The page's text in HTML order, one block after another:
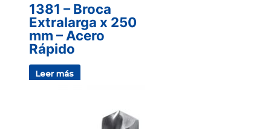
1381 – Broca
Extralarga x 250
mm – Acero
Rápido
Leer más